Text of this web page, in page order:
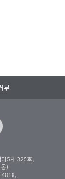
부
리5차 325호,
)
4818,